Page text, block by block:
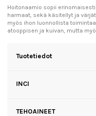
Hoitonaamio sopii
harmaat, sekä käsitellyt ja
myös ihon luonnollista
atooppisen ja kuivan, mutta
Tuotetiedot
INCI
TEHOAINEET